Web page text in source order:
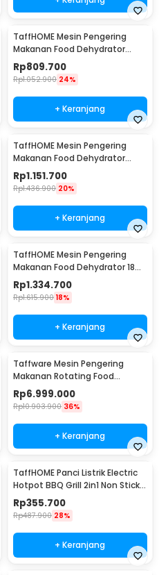
TaffHOME Mesin Pengering
Makanan Food Dehydrator
Touch Panel 8 Layer - LT60
Rp809.700
Rp1.052.900 24%
+ Keranjang
TaffHOME Mesin Pengering
Makanan Food Dehydrator
Touch Panel 12 Layer - LT65
Rp1.151.700
Rp1.436.900 20%
+ Keranjang
TaffHOME Mesin Pengering
Makanan Food Dehydrator 18
Layer 220V 800W - LT75
Rp1.334.700
Rp1.615.900 18%
+ Keranjang
Taffware Mesin Pengering
Makanan Rotating Food
Dehydrator 40 Layer - LT85
Rp6.999.000
Rp10.903.900 36%
+ Keranjang
TaffHOME Panci Listrik Electric
Hotpot BBQ Grill 2in1 Non Stick
1300W - DYG-05
Rp355.700
Rp487.900 28%
+ Keranjang